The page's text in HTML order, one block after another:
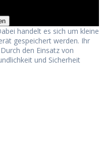
handelt es sich um kleine
gespeichert werden. Ihr
den Einsatz von
und Sicherheit